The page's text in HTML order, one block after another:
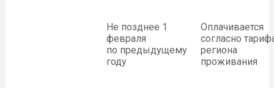
Не позднее 1
февраля
по предыдущему
году
Оплачивается
согласно
региона
проживания